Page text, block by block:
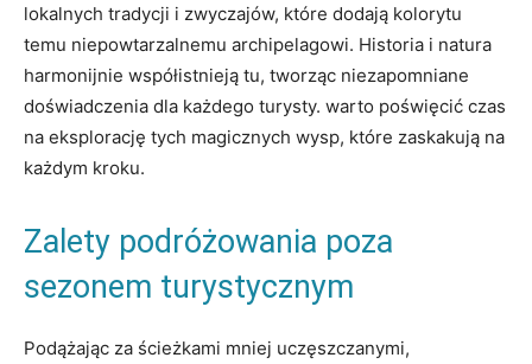
lokalnych tradycji ​i‍ zwyczajów, ‌które dodają kolorytu
temu niepowtarzalnemu archipelagowi. Historia i natura
harmonijnie współistnieją tu, tworząc niezapomniane
doświadczenia dla ‌każdego turysty. warto poświęcić czas
na eksplorację ⁤tych‍ magicznych wysp, które zaskakują na
każdym​ kroku.
Zalety podróżowania poza⁢
sezonem ‍turystycznym
Podążając za ścieżkami mniej uczęszczanymi,